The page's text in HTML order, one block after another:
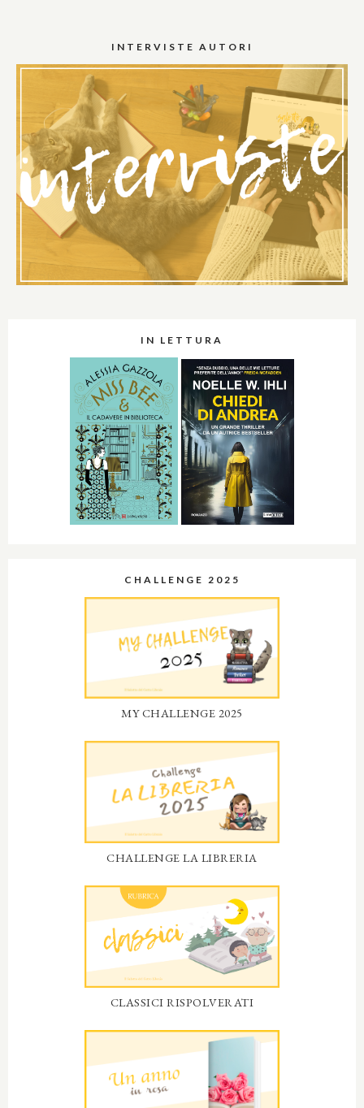
INTERVISTE AUTORI
IN LETTURA
CHALLENGE 2025
MY CHALLENGE 2025
CHALLENGE LA LIBRERIA
CLASSICI RISPOLVERATI